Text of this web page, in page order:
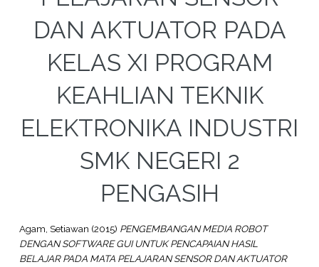
DAN AKTUATOR PADA
KELAS XI PROGRAM
KEAHLIAN TEKNIK
ELEKTRONIKA INDUSTRI
SMK NEGERI 2
PENGASIH
Agam, Setiawan (2015) PENGEMBANGAN MEDIA ROBOT
DENGAN SOFTWARE GUI UNTUK PENCAPAIAN HASIL
BELAJAR PADA MATA PELAJARAN SENSOR DAN AKTUATOR